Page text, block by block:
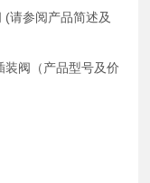
请参阅产品简述及
阀（产品型号及价